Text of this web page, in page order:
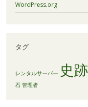
WordPress.org
タグ
レンタルサーバー 史跡
石 管理者